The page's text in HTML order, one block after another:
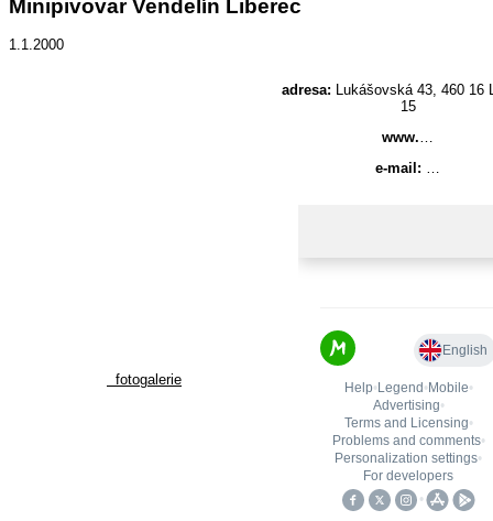
Minipivovar Vendelín Liberec
1.1.2000
adresa: Lukášovská 43, 460 16
15
www.
e-mail:
fotogalerie